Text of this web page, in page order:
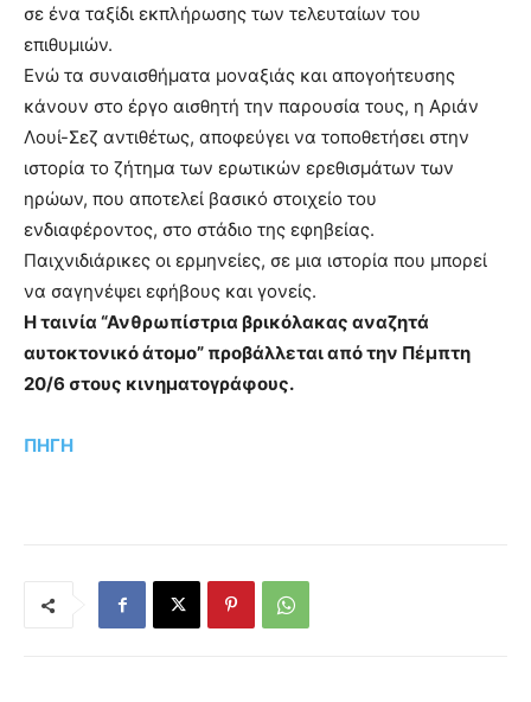
σε ένα ταξίδι εκπλήρωσης των τελευταίων του
επιθυμιών.
Ενώ τα συναισθήματα μοναξιάς και απογοήτευσης
κάνουν στο έργο αισθητή την παρουσία τους, η Αριάν
Λουί-Σεζ αντιθέτως, αποφεύγει να τοποθετήσει στην
ιστορία το ζήτημα των ερωτικών ερεθισμάτων των
ηρώων, που αποτελεί βασικό στοιχείο του
ενδιαφέροντος, στο στάδιο της εφηβείας.
Παιχνιδιάρικες οι ερμηνείες, σε μια ιστορία που μπορεί
να σαγηνέψει εφήβους και γονείς.
Η ταινία “Ανθρωπίστρια βρικόλακας αναζητά
αυτοκτονικό άτομο” προβάλλεται από την Πέμπτη
20/6 στους κινηματογράφους.
ΠΗΓΗ